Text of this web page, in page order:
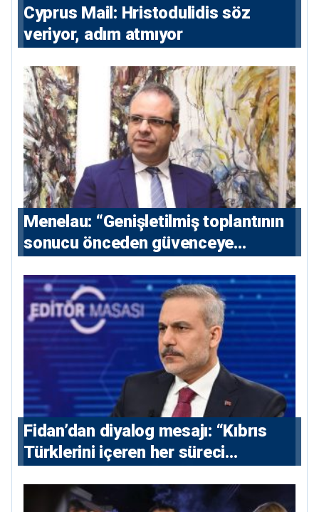
⁠Cyprus Mail: Hristodulidis söz
veriyor, adım atmıyor
Menelau: “Genişletilmiş toplantının
sonucu önceden güvenceye
Fidan’dan diyalog mesajı: “Kıbrıs
Türklerini içeren her süreci